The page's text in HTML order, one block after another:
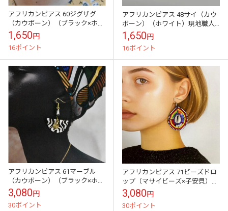
アフリカンピアス 60ジグザグ
（カウボーン）（ブラック×ホワ
イト）現地職人の手しごと
1,650円
16ポイント
アフリカンピアス 48サイ（カウ
ボーン）（ホワイト）現地職人
の手しごと
1,650円
16ポイント
アフリカンピアス 61マーブル
（カウボーン）（ブラック×ホワ
イト）現地職人の手しごと
3,080円
30ポイント
アフリカンピアス 71ビーズドロ
ップ（マサイビーズ×子安貝）
（マルチカラー）現地職人の手
しごと
3,080円
30ポイント